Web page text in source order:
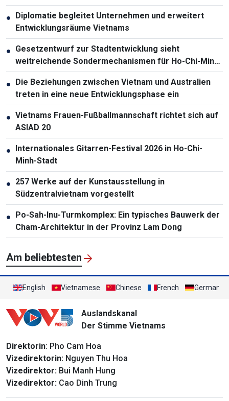
● Diplomatie begleitet Unternehmen und erweitert
Entwicklungsräume Vietnams
● Gesetzentwurf zur Stadtentwicklung sieht
weitreichende Sondermechanismen für Ho-Chi-Minh-
Stadt vor
● Die Beziehungen zwischen Vietnam und Australien
treten in eine neue Entwicklungsphase ein
● Vietnams Frauen-Fußballmannschaft richtet sich auf
ASIAD 20
● Internationales Gitarren-Festival 2026 in Ho-Chi-
Minh-Stadt
● 257 Werke auf der Kunstausstellung in
Südzentralvietnam vorgestellt
● Po-Sah-Inu-Turmkomplex: Ein typisches Bauwerk der
Cham-Architektur in der Provinz Lam Dong
Am beliebtesten
English Vietnamese Chinese French German
Auslandskanal
Der Stimme Vietnams
Direktorin: Pho Cam Hoa
Vizedirektorin: Nguyen Thu Hoa
Vizedirektor: Bui Manh Hung
Vizedirektor: Cao Dinh Trung